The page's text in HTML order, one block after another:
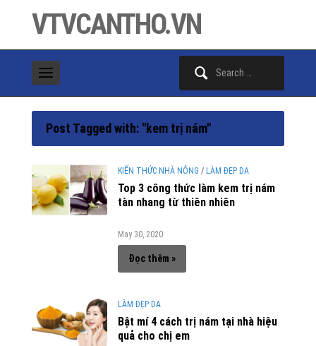
VTVCANTHO.VN
Post Tagged with: "kem trị nám"
KIẾN THỨC NHÀ NÔNG / LÀM ĐẸP DA
Top 3 công thức làm kem trị nám
tàn nhang từ thiên nhiên
May 30, 2020
Đọc thêm »
LÀM ĐẸP DA
Bật mí 4 cách trị nám tại nhà hiệu
quả cho chị em